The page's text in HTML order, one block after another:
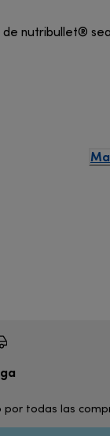
nutribullet®
por todas las